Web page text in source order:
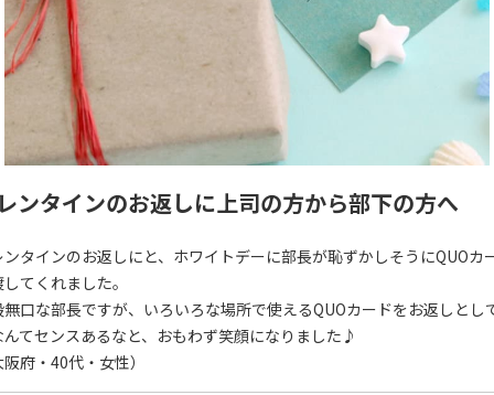
ンタインのお返しに上司の方から部下の方へ
ンタインのお返しにと、ホワイトデーに部長が恥ずかしそうにQUOカ
てくれました。
無口な部長ですが、いろいろな場所で使えるQUOカードをお返しとし
んてセンスあるなと、おもわず笑顔になりました♪
府・40代・女性）